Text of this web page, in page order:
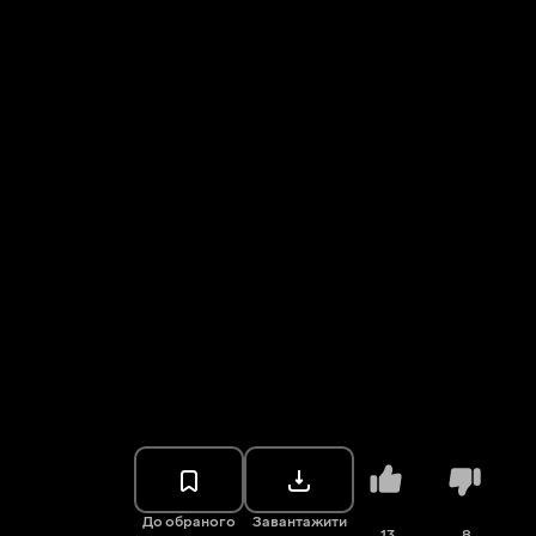
До обраного Завантажити